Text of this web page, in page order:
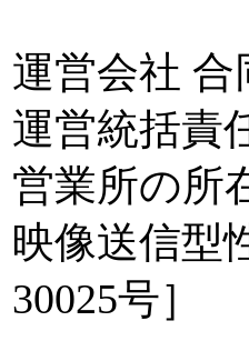
運営会社
運営統括責
営業所の所
映像送信型
30025号］